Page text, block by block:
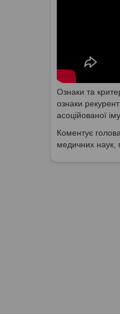
Ознаки та
ознаки
асоційованої
Коментує
медичних наук,